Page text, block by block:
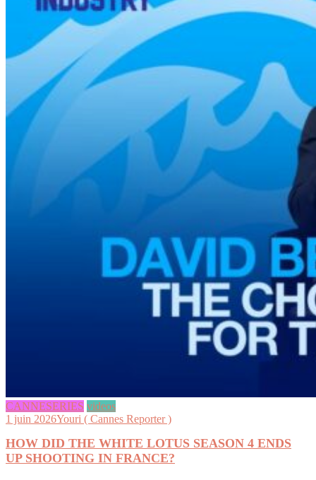
CANNESERIES videos
1 juin 2026Youri ( Cannes Reporter )
HOW DID THE WHITE LOTUS SEASON 4 ENDS
UP SHOOTING IN FRANCE?